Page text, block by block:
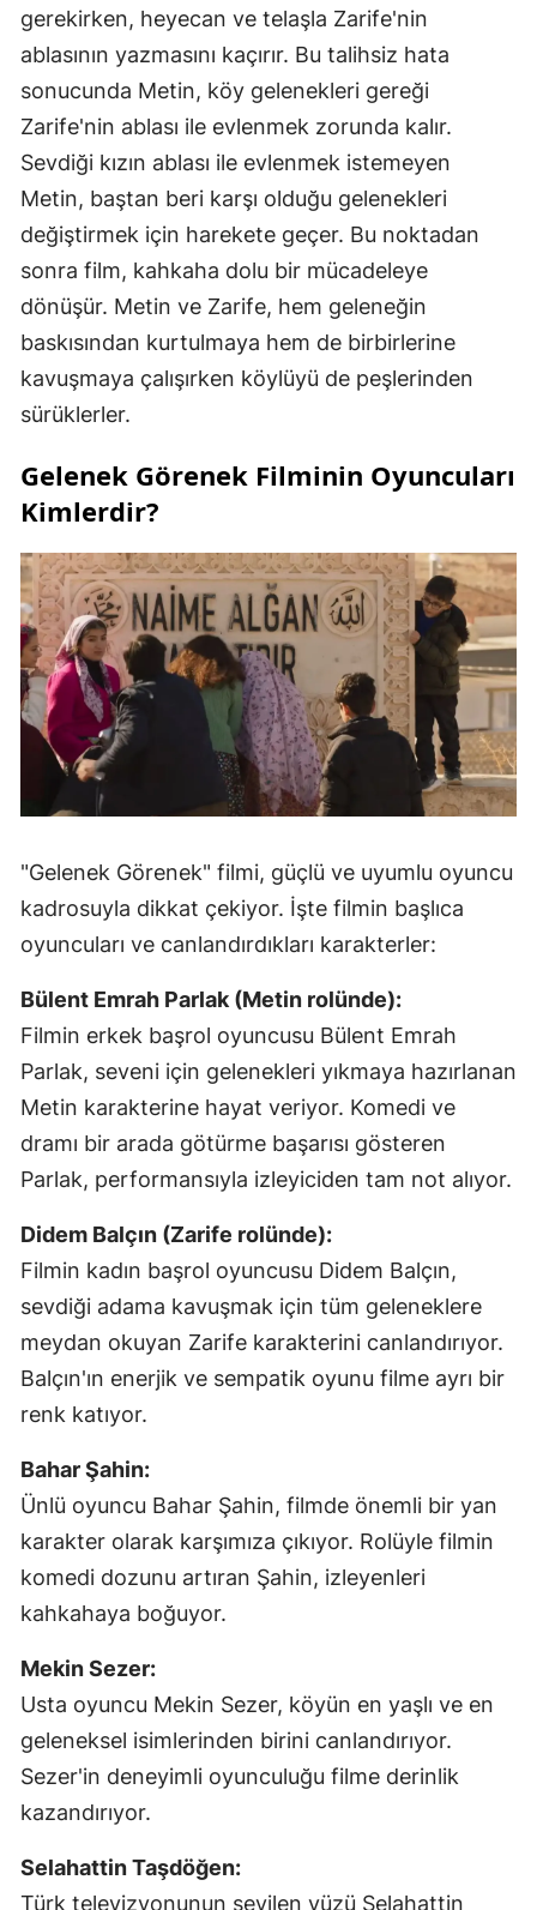
gerekirken, heyecan ve telaşla Zarife'nin
ablasının yazmasını kaçırır. Bu talihsiz hata
sonucunda Metin, köy gelenekleri gereği
Zarife'nin ablası ile evlenmek zorunda kalır.
Sevdiği kızın ablası ile evlenmek istemeyen
Metin, baştan beri karşı olduğu gelenekleri
değiştirmek için harekete geçer. Bu noktadan
sonra film, kahkaha dolu bir mücadeleye
dönüşür. Metin ve Zarife, hem geleneğin
baskısından kurtulmaya hem de birbirlerine
kavuşmaya çalışırken köylüyü de peşlerinden
sürüklerler.
Gelenek Görenek Filminin Oyuncuları
Kimlerdir?
"Gelenek Görenek" filmi, güçlü ve uyumlu oyuncu
kadrosuyla dikkat çekiyor. İşte filmin başlıca
oyuncuları ve canlandırdıkları karakterler:
Bülent Emrah Parlak (Metin rolünde):
Filmin erkek başrol oyuncusu Bülent Emrah
Parlak, seveni için gelenekleri yıkmaya hazırlanan
Metin karakterine hayat veriyor. Komedi ve
dramı bir arada götürme başarısı gösteren
Parlak, performansıyla izleyiciden tam not alıyor.
Didem Balçın (Zarife rolünde):
Filmin kadın başrol oyuncusu Didem Balçın,
sevdiği adama kavuşmak için tüm geleneklere
meydan okuyan Zarife karakterini canlandırıyor.
Balçın'ın enerjik ve sempatik oyunu filme ayrı bir
renk katıyor.
Bahar Şahin:
Ünlü oyuncu Bahar Şahin, filmde önemli bir yan
karakter olarak karşımıza çıkıyor. Rolüyle filmin
komedi dozunu artıran Şahin, izleyenleri
kahkahaya boğuyor.
Mekin Sezer:
Usta oyuncu Mekin Sezer, köyün en yaşlı ve en
geleneksel isimlerinden birini canlandırıyor.
Sezer'in deneyimli oyunculuğu filme derinlik
kazandırıyor.
Selahattin Taşdöğen:
Türk televizyonunun sevilen yüzü Selahattin